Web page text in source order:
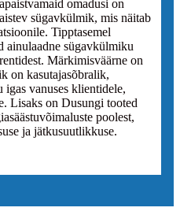
omadusi on
sügavkülmik, mis näitab
Tipptasemel
ainulaadne sügavkülmiku
Märkimisväärne on
on kasutajasõbralik,
igas vanuses klientidele,
Lisaks on Dusungi tooted
poolest,
ja jätkusuutlikkuse.